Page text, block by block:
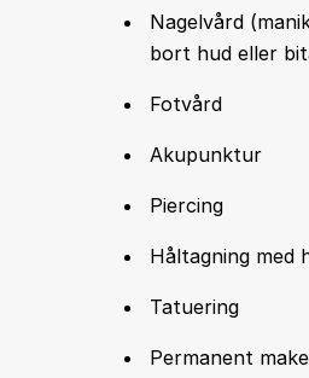
Nagelvård
bort hud eller
Fotvård
Akupunktur
Piercing
Håltagning med
Tatuering
Permanent